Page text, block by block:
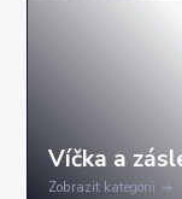
Zobrazit kategorii